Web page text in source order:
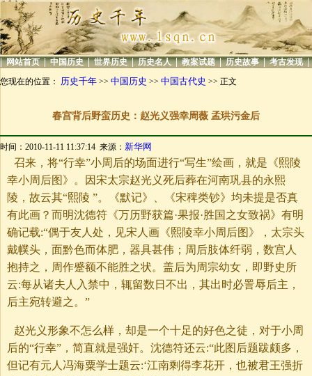
| 网站首页 | 中国历史 | 世界历史 | 历史名人 | 教案试题 | 历史故事 | 考古发现 |
您现在的位置： 历史千年 >> 中国历史 >> 中国古代史 >> 正文
春宫背后野蛮历史：赵光义强幸周薇 孟珙污金后
时间：2010-11-11 11:37:14 来源： 新华网
召来，将“行幸”小周后的场面进行“写生”绘画，就是《熙陵
幸小周后图》。因宋太宗赵光义死后葬在河南巩县的永熙
陵，故云其“熙陵 ”。《默记》、《宋稗类钞》均未提是否真
有此画？而明沈德符《万历野获篇·果报·胜国之女致祸》有明
确记载:“偶于友人处，见宋人画《熙陵幸小周后图》，太宗头
戴幞头，面黔色而体肥，器具甚伟；周后肢体纤弱，数宫人
抱持之，周作蹙额不能胜之状。盖后为周宗幼女，即野史所
云:每从诸夫人入禁中，辄留数日不出，其出时必詈辱后主，
后主宛转避之。”
赵光义形象不怎么样，却是一个十足的好色之徒，对于小周
后的“行幸”，简直就是强奸。沈德符还云:“此图后题跋颇多，
但记有元人冯海粟学士题云:‘江南剩得李花开，也被君王强折